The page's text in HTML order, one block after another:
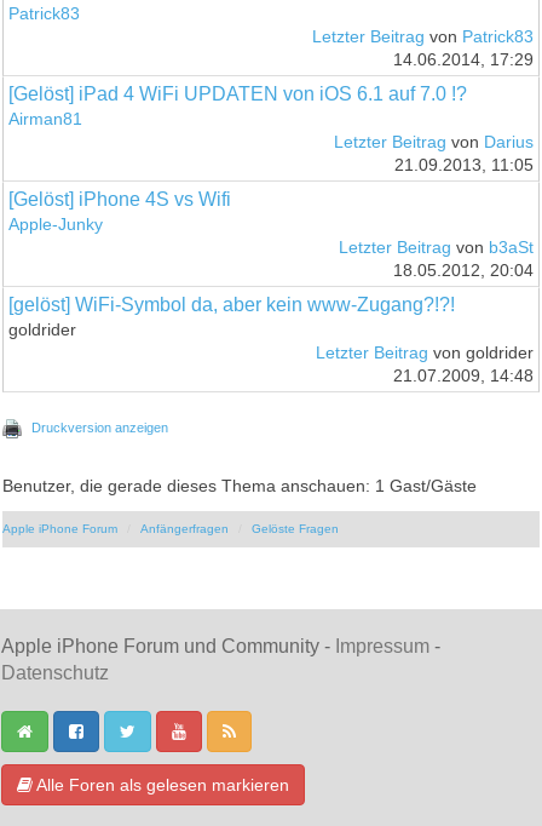
Patrick83
Letzter Beitrag von Patrick83
14.06.2014, 17:29
[Gelöst] iPad 4 WiFi UPDATEN von iOS 6.1 auf 7.0 !?
Airman81
Letzter Beitrag von Darius
21.09.2013, 11:05
[Gelöst] iPhone 4S vs Wifi
Apple-Junky
Letzter Beitrag von b3aSt
18.05.2012, 20:04
[gelöst] WiFi-Symbol da, aber kein www-Zugang?!?!
goldrider
Letzter Beitrag von goldrider
21.07.2009, 14:48
Druckversion anzeigen
Benutzer, die gerade dieses Thema anschauen: 1 Gast/Gäste
Apple iPhone Forum Anfängerfragen Gelöste Fragen
Apple iPhone Forum und Community - Impressum -
Datenschutz
Alle Foren als gelesen markieren